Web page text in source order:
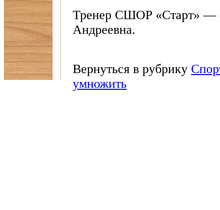
Тренер СШОР «Старт» —
Андреевна.
Вернуться в рубрику
умножить